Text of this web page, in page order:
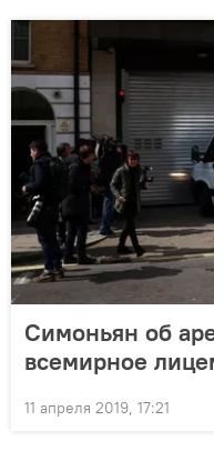
Симоньян об
всемирное
11 апреля 2019, 17:21